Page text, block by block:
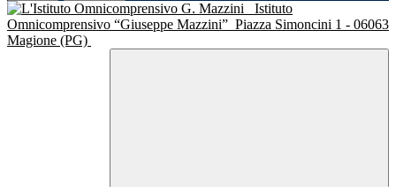
Istituto
Omnicomprensivo “Giuseppe Mazzini” Piazza Simoncini 1 - 06063
Magione (PG)